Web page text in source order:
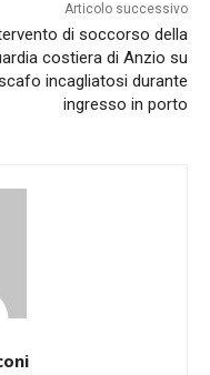
Articolo successivo
di soccorso della
costiera di Anzio su
incagliatosi durante
ingresso in porto